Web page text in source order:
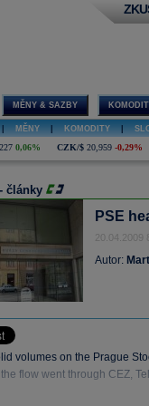
MĚNY & SAZBY
MĚNY KOMODITY
0,06% CZK/$ 20,959 -0,29%
články
PSE
20.04.2009
Autor:
volumes on the Prague
flow went through CEZ,